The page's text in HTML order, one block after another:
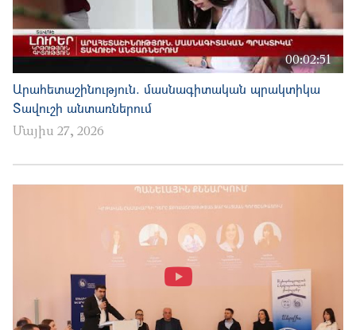
00:02:51
Արահետաշինություն. մասնագիտական պրակտիկա
Տավուշի անտառներում
Մայիս 27, 2026